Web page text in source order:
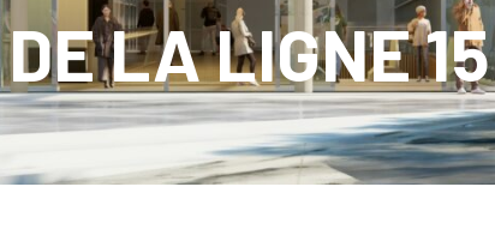
DE LA LIGNE